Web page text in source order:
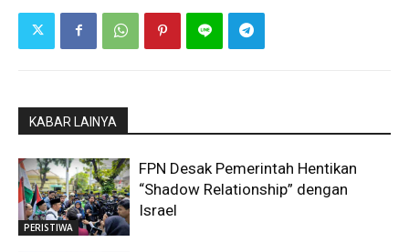
KABAR LAINYA
PERISTIWA
FPN Desak Pemerintah Hentikan
“Shadow Relationship” dengan
Israel